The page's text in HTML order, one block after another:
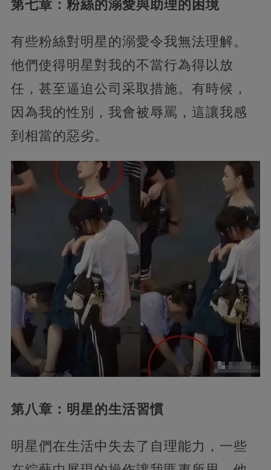
第七章：粉絲的溺愛與助理的困境
有些粉絲對明星的溺愛令我無法理解。
他們使得明星對我的不當行為得以放
任，甚至逼迫公司采取措施。有時候，
因為我的性別，我會被辱罵，這讓我感
到相當的惡劣。
第八章：明星的生活習慣
明星們在生活中失去了自理能力，一些